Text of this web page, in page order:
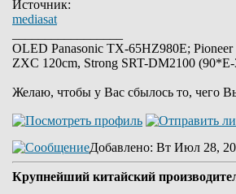
Источник:
mediasat
OLED Panasonic TX-65HZ980E;
ZXC 120cm, Strong SRT-DM2100
Желаю, чтобы у Вас сбылось то, чего
Добавлено: Вт Июл 28,
Крупнейший китайский